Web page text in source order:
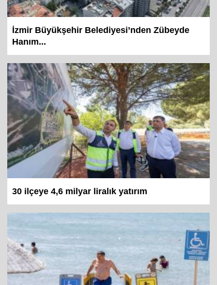
İzmir Büyükşehir Belediyesi’nden Zübeyde
Hanım...
30 ilçeye 4,6 milyar liralık yatırım